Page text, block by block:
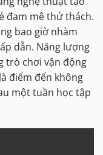
đam mê thử thách.
bao giờ nhàm
dẫn. Năng lượng
trò chơi vận động
điểm đến không
một tuần học tập